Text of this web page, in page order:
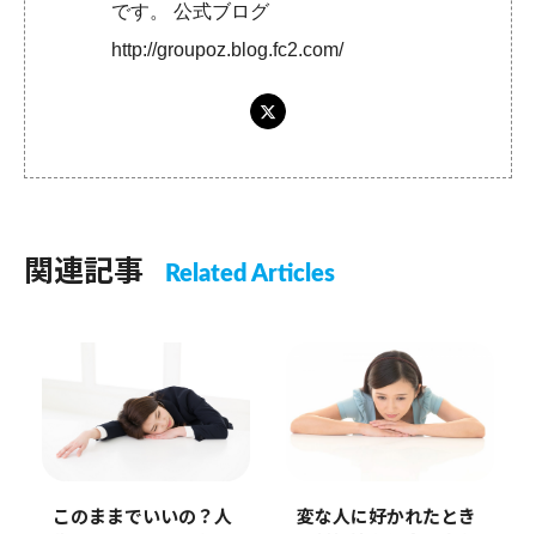
です。 公式ブログ
http://groupoz.blog.fc2.com/
関連記事 Related Articles
このままでいいの？人
変な人に好かれたとき